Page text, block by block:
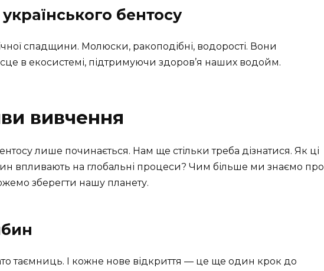
українського бентосу
спадщини. Молюски, ракоподібні, водорості. Вони
в екосистемі, підтримуючи здоров’я наших водойм.
вивчення
лише починається. Нам ще стільки треба дізнатися. Як ці
впливають на глобальні процеси? Чим більше ми знаємо про
зберегти нашу планету.
таємниць. І кожне нове відкриття — це ще один крок до